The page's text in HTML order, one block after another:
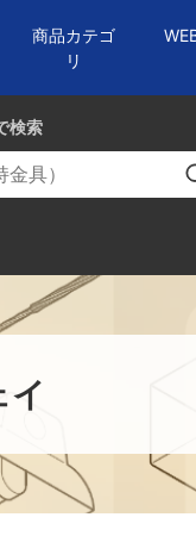
商品カテゴ
リ
検索
イ